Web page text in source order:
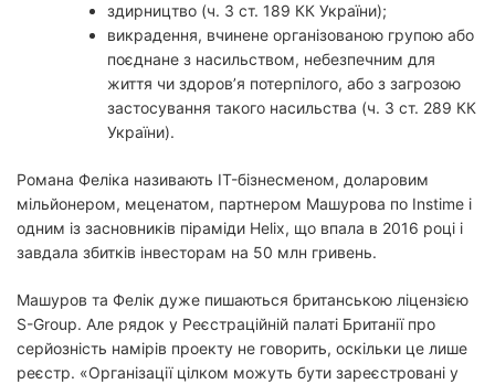
здирництво (ч. 3 ст. 189 КК України);
викрадення, вчинене організованою групою або
поєднане з насильством, небезпечним для
життя чи здоров’я потерпілого, або з загрозою
застосування такого насильства (ч. 3 ст. 289 КК
України).
Романа Феліка називають IT-бізнесменом, доларовим
мільйонером, меценатом, партнером Машурова по Instime і
одним із засновників піраміди Helix, що впала в 2016 році і
завдала збитків інвесторам на 50 млн гривень.
Машуров та Фелік дуже пишаються британською ліцензією
S-Group. Але рядок у Реєстраційній палаті Британії про
серйозність намірів проекту не говорить, оскільки це лише
реєстр. «Організації цілком можуть бути зареєстровані у